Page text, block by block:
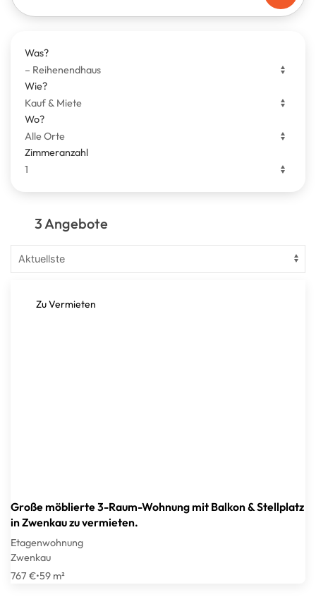
Was?
Wie?
Wo?
Zimmeranzahl
3 Angebote
Zu Vermieten
Große möblierte 3-Raum-Wohnung mit Balkon & Stellplatz
in Zwenkau zu vermieten.
Etagenwohnung
Zwenkau
767 €•59 m²